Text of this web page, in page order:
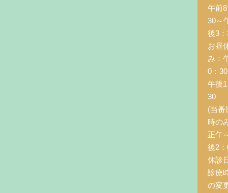
午前
30～
後3
お昼
み：
0：
午後
30
(当番
時の
正午
後2
休診
診療
の変